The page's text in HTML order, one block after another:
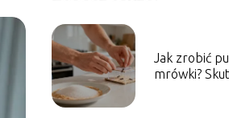
Jak zrobić
mrówki?